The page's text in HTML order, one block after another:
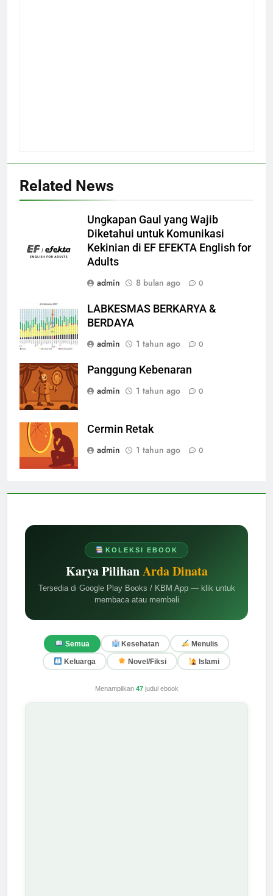
KOLEKSI EBOOK
Karya PilihanArda Dinata
Tersedia di Google Play Books / KBM App — klik untuk
membaca atau membeli
Semua Kesehatan Menulis
Keluarga Novel/Fiksi Islami
Menampilkan 47judul ebook
Related News
Ungkapan Gaul yang Wajib
Diketahui untuk Komunikasi
Kekinian di EF EFEKTA English for
Adults
admin
8 bulan ago 0
LABKESMAS BERKARYA &
BERDAYA
admin
1 tahun ago 0
Panggung Kebenaran
admin
1 tahun ago 0
Cermin Retak
admin
1 tahun ago 0